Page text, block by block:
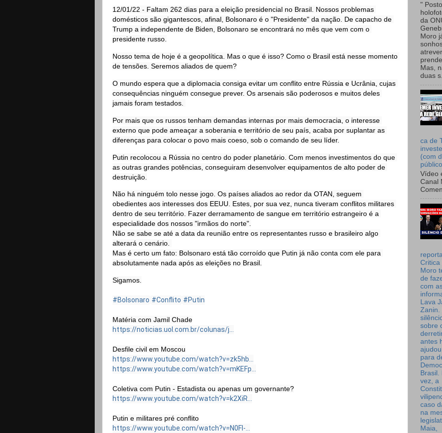
12/01/22 - Faltam 262 dias para a eleição presidencial no Brasil. Nossos problemas
domésticos são gigantescos, afinal, Bolsonaro é o "Presidente" da nação. De capacho de
Trump a independente de Biden, Bolsonaro se encontrará no mês que vem com o
presidente russo.
Nosso tema de hoje é a geopolítica. Mas o que é isso? Como o Brasil está nesse momento
de tensões. Seremos aliados de quem?
O mundo espera que a diplomacia consiga evitar um conflito entre Rússia e Ucrânia, cujas
consequências ninguém consegue prever. Os arsenais são poderosos e muitos deles
jamais foram testados.
Por mais que os russos tenham demandas internas por mais democracia, o interesse
externo que pode ameaçar a soberania e território de seu país, acaba por suplantar as
diferenças para colocar o povo mais coeso, sob o comando de seu líder.
Putin recolocou a Rússia no centro do poder planetário. Com menos investimentos do que
as outras grandes potências, conseguiram desenvolver equipamentos de alto poder de
destruição.
Não há ninguém tolo nesse jogo. Os países aliados ao redor da OTAN, seguem
obedientes aos interesses dos EEUU. Estes, por sua vez, nunca tiveram conflitos militares
dentro de seu território. Fazer derramamento de sangue em território estrangeiro é a
especialidade dos nossos "irmãos do norte".
Não se sabe se até a data da reunião entre os representantes russo e brasileiro algo
alterará o cenário.
Mas é certo um fato: Bolsonaro está tão corroído que Putin já não conta com ele para
absolutamente nada após as eleições no Brasil.
Sigamos.
#Bolsonaro #Conflito #Putin
https://noticias.uol.com.br/colunas/j...
https://www.youtube.com/watch?v=zk5hb...
https://www.youtube.com/watch?v=mKEFp...
https://www.youtube.com/watch?v=k2XiR...
https://www.youtube.com/watch?v=N0FI-...
"
da
Moro
Mas,
duas
ca de
(com
Vídeo
Canal
Critica
Moro
de
com
Lava
Zanin.
sobre
antes
para
Brasil.
vez, a
caso
na
Maia,